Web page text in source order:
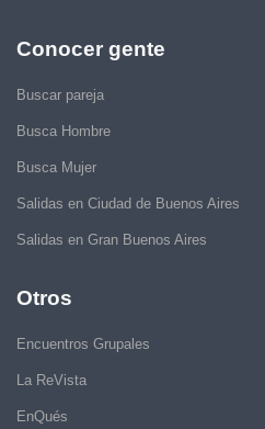
Conocer gente
Buscar pareja
Busca Hombre
Busca Mujer
Salidas en Ciudad de Buenos Aires
Salidas en Gran Buenos Aires
Otros
Encuentros Grupales
La ReVista
EnQués